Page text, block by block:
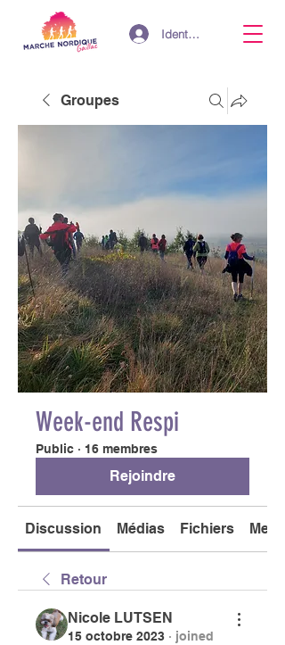
Identifiant
Groupes
Week-end Respi
Public · 16 membres
Rejoindre
Discussion Médias Fichiers
Retour
Nicole LUTSEN
15 octobre 2023 · joined